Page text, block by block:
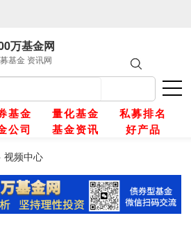
万基金网
基金 资讯网
基金 量化基金
私募排名
公司 基金资讯 好产品
视频中心